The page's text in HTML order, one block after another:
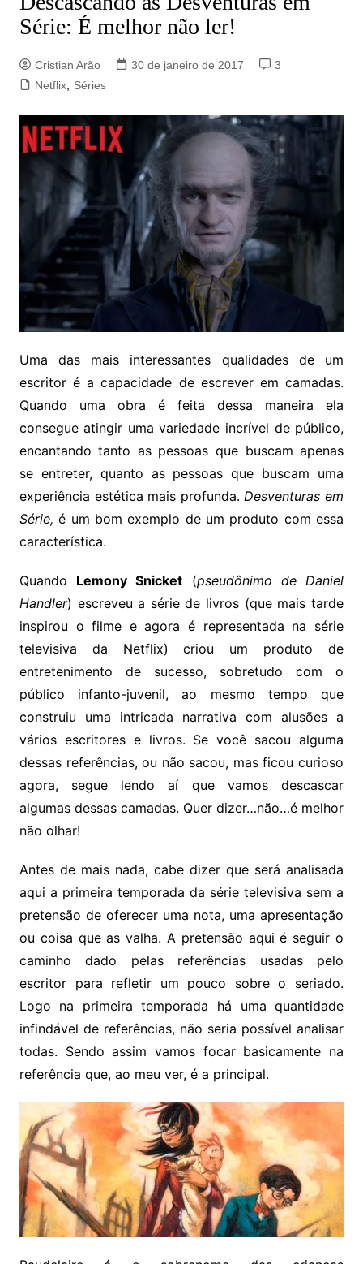
Série: É melhor não ler!
Cristian Arão 30 de janeiro de 2017
3
Netflix, Séries
Uma das mais interessantes qualidades de um
escritor é a capacidade de escrever em camadas.
Quando uma obra é feita dessa maneira ela
consegue atingir uma variedade incrível de público,
encantando tanto as pessoas que buscam apenas
se entreter, quanto as pessoas que buscam uma
experiência estética mais profunda.Desventuras em
Série,é um bom exemplo de um produto com essa
característica.
Quando Lemony Snicket (pseudônimo de Daniel
Handler) escreveu a série de livros (que mais tarde
inspirou o filme e agora é representada na série
televisiva da Netflix) criou um produto de
entretenimento de sucesso, sobretudo com o
público infanto-juvenil, ao mesmo tempo que
construiu uma intricada narrativa com alusões a
vários escritores e livros. Se você sacou alguma
dessas referências, ou não sacou, mas ficou curioso
agora, segue lendo aí que vamos descascar
algumas dessas camadas. Quer dizer…não…é melhor
não olhar!
Antes de mais nada, cabe dizer que será analisada
aqui a primeira temporada da série televisiva sem a
pretensão de oferecer uma nota, uma apresentação
ou coisa que as valha. A pretensão aqui é seguir o
caminho dado pelas referências usadas pelo
escritor para refletir um pouco sobre o seriado.
Logo na primeira temporada há uma quantidade
infindável de referências, não seria possível analisar
todas. Sendo assim vamos focar basicamente na
referência que, ao meu ver, é a principal.